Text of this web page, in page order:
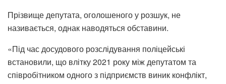
Прізвище депутата, оголошеного у розшук, не
називається, однак наводяться обставини.
«Під час досудового розслідування поліцейські
встановили, що влітку 2021 року між депутатом та
співробітником одного з підприємств виник конфлікт,